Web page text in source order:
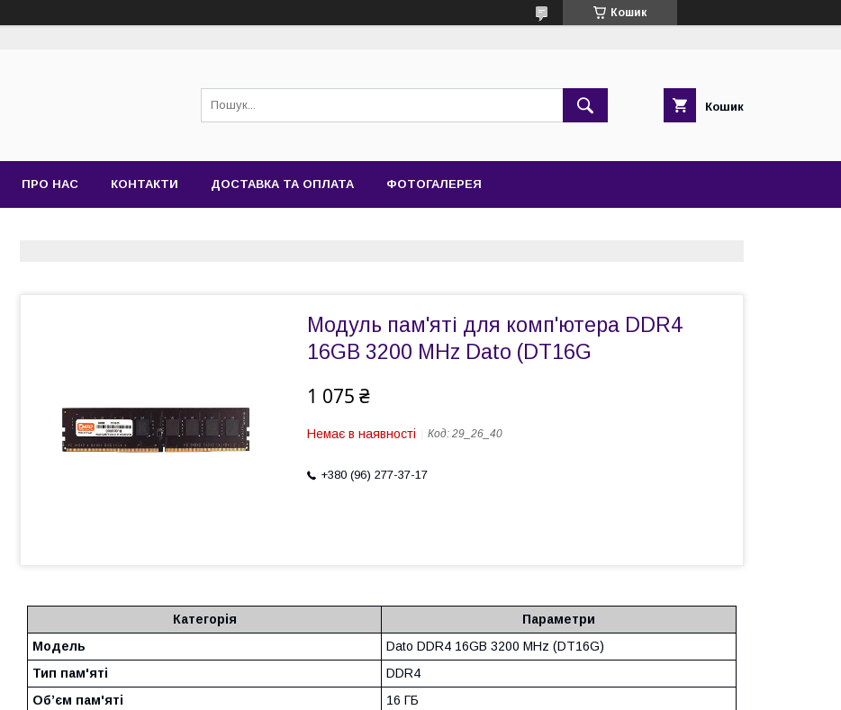
Кошик
Кошик
ПРО НАС КОНТАКТИ ДОСТАВКА ТА ОПЛАТА ФОТОГАЛЕРЕЯ
Модуль пам'яті для комп'ютера DDR4
16GB 3200 MHz Dato (DT16G
1 075 ₴
Немає в наявності Код: 29_26_40
+380 (96) 277-37-17
Категорія
Параметри
Модель
Dato DDR4 16GB 3200 MHz (DT16G)
Тип пам'яті
DDR4
Обʼєм пам'яті
16 ГБ